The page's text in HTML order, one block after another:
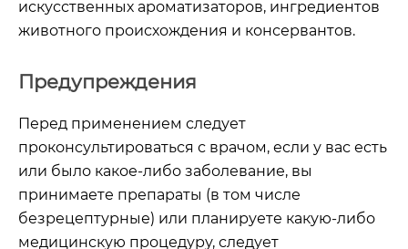
искусственных ароматизаторов, ингредиентов
животного происхождения и консервантов.
Предупреждения
Перед применением следует
проконсультироваться с врачом, если у вас есть
или было какое-либо заболевание, вы
принимаете препараты (в том числе
безрецептурные) или планируете какую-либо
медицинскую процедуру, следует